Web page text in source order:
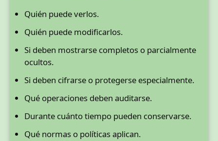
Quién puede verlos.
Quién puede modificarlos.
Si deben mostrarse completos o parcialmente
ocultos.
Si deben cifrarse o protegerse especialmente.
Qué operaciones deben auditarse.
Durante cuánto tiempo pueden conservarse.
Qué normas o políticas aplican.